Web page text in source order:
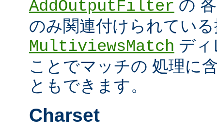
AddOutputFilter の
のみ関連付けられてい
MultiviewsMatch デ
ことでマッチの 処理に
ともできます。
Charset